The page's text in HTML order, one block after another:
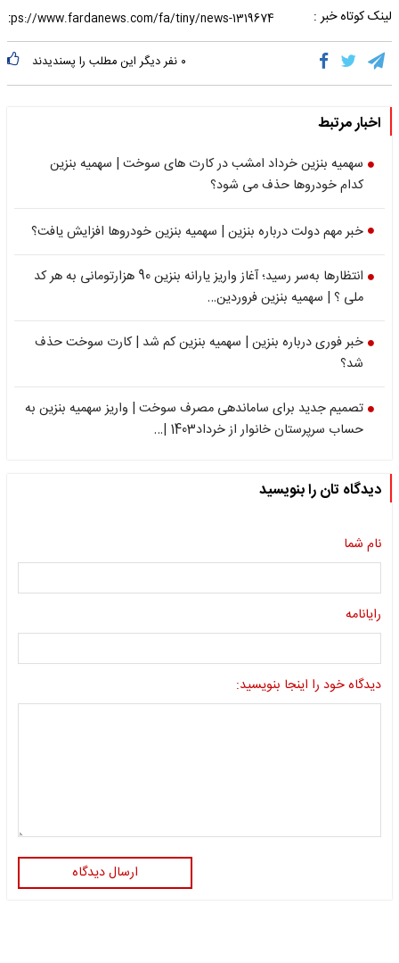
لینک کوتاه خبر :
۰ نفر دیگر این مطلب را پسندیدند
اخبار مرتبط
سهمیه بنزین خرداد امشب در کارت های سوخت | سهمیه بنزین
کدام خودروها حذف می شود؟
خبر مهم دولت درباره بنزین | سهمیه بنزین خودروها افزایش یافت؟
انتظارها به‌سر رسید؛ آغاز واریز یارانه بنزین 90 هزارتومانی به هر کد
ملی ؟ | سهمیه بنزین فروردین…
خبر فوری درباره بنزین | سهمیه بنزین کم شد | کارت سوخت حذف
شد؟
تصمیم جدید برای ساماندهی مصرف سوخت | واریز سهمیه بنزین به
حساب سرپرستان خانوار از خرداد1403 |…
دیدگاه تان را بنویسید
نام شما
رایانامه
دیدگاه خود را اینجا بنویسید:
ارسال دیدگاه